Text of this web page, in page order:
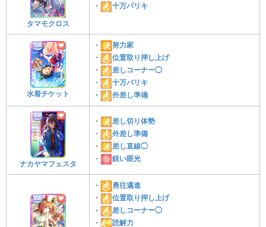
タマモクロス
・
十万バリキ
水着チケット
・
努力家
・
位置取り押し上げ
・
差しコーナー◯
・
十万バリキ
・
外差し準備
ナカヤマフェスタ
・
差し切り体勢
・
外差し準備
・
差し直線◯
・
鋭い眼光
・
勇往邁進
・
位置取り押し上げ
・
差しコーナー◯
・
読解力